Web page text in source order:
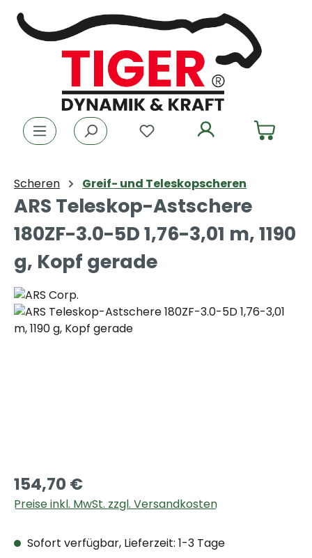
Zum Hauptinhalt springen
Du hast 0 Produkte auf
Scheren Greif- und Teleskopscheren
ARS Teleskop-Astschere
180ZF-3.0-5D 1,76-3,01 m, 1190
g, Kopf gerade
Bildergalerie überspringen
154,70 €
Preise inkl. MwSt. zzgl. Versandkosten
Sofort verfügbar, Lieferzeit: 1-3 Tage